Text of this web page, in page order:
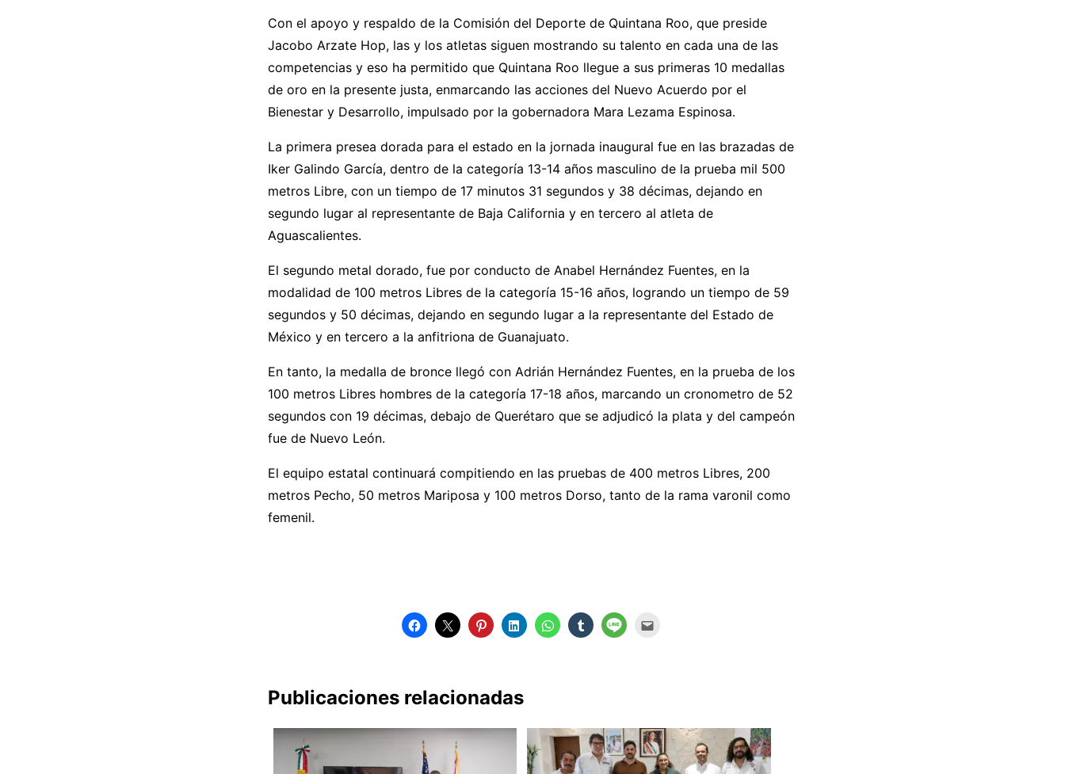
Con el apoyo y respaldo de la Comisión del Deporte de Quintana Roo, que preside
Jacobo Arzate Hop, las y los atletas siguen mostrando su talento en cada una de las
competencias y eso ha permitido que Quintana Roo llegue a sus primeras 10 medallas
de oro en la presente justa, enmarcando las acciones del Nuevo Acuerdo por el
Bienestar y Desarrollo, impulsado por la gobernadora Mara Lezama Espinosa.
La primera presea dorada para el estado en la jornada inaugural fue en las brazadas de
Iker Galindo García, dentro de la categoría 13-14 años masculino de la prueba mil 500
metros Libre, con un tiempo de 17 minutos 31 segundos y 38 décimas, dejando en
segundo lugar al representante de Baja California y en tercero al atleta de
Aguascalientes.
El segundo metal dorado, fue por conducto de Anabel Hernández Fuentes, en la
modalidad de 100 metros Libres de la categoría 15-16 años, logrando un tiempo de 59
segundos y 50 décimas, dejando en segundo lugar a la representante del Estado de
México y en tercero a la anfitriona de Guanajuato.
En tanto, la medalla de bronce llegó con Adrián Hernández Fuentes, en la prueba de los
100 metros Libres hombres de la categoría 17-18 años, marcando un cronometro de 52
segundos con 19 décimas, debajo de Querétaro que se adjudicó la plata y del campeón
fue de Nuevo León.
El equipo estatal continuará compitiendo en las pruebas de 400 metros Libres, 200
metros Pecho, 50 metros Mariposa y 100 metros Dorso, tanto de la rama varonil como
femenil.
Publicaciones relacionadas